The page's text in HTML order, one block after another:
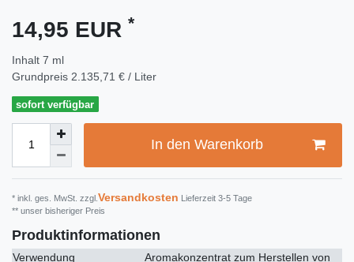
14,95 EUR *
Inhalt 7 ml
Grundpreis 2.135,71 € / Liter
sofort verfügbar
In den Warenkorb
* inkl. ges. MwSt. zzgl. Versandkosten Lieferzeit 3-5 Tage
** unser bisheriger Preis
Produktinformationen
Verwendung
Aromakonzentrat zum Herstellen von